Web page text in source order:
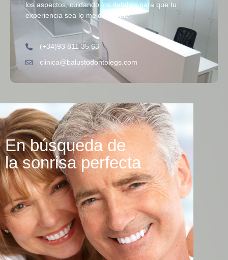
los aspectos, cuidando los detalles para que tu
experiencia sea lo mejor posible.
(+34)93 811 35 63
clinica@balustodontolegs.com
En búsqueda de
la sonrisa perfecta